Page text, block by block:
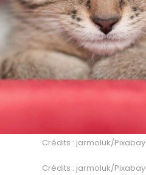
Crédits : jarmoluk/Pixabay
Crédits : jarmoluk/Pixabay